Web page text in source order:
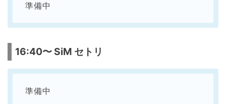
準備中
16:40〜 SiM セトリ
準備中